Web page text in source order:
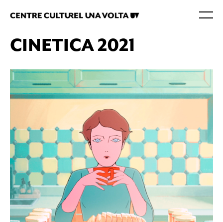
CINETICA 2021